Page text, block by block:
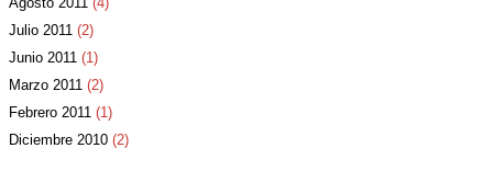
Julio 2011 (2)
Junio 2011 (1)
Marzo 2011 (2)
Febrero 2011 (1)
Diciembre 2010 (2)